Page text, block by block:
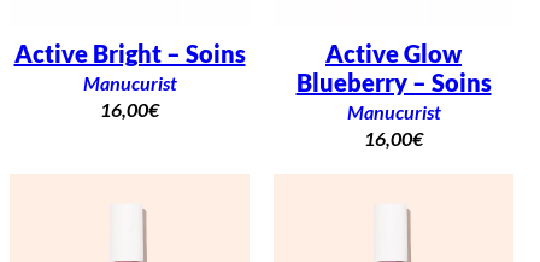
Active Bright – Soins
Manucurist
16,00€
Active Glow
Blueberry – Soins
Manucurist
16,00€